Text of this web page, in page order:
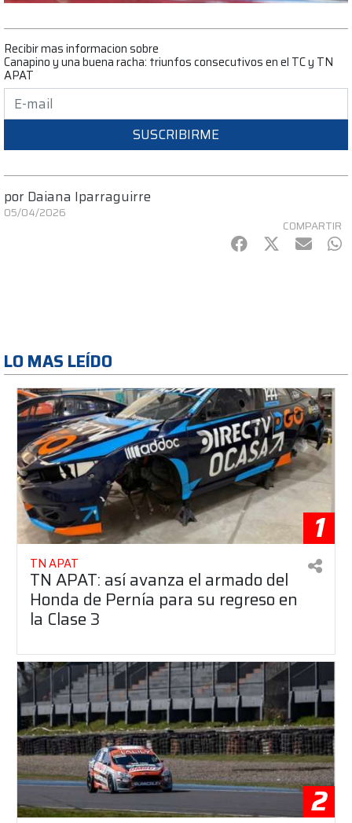
Recibir mas informacion sobre
Canapino y una buena racha: triunfos consecutivos en el TC y TN
APAT
SUSCRIBIRME
por Daiana Iparraguirre
05/04/2026
COMPARTIR
Facebook
Twitter
mail
LO MAS LEÍDO
1
TN APAT
TN APAT: así avanza el armado del
Honda de Pernía para su regreso en
la Clase 3
2